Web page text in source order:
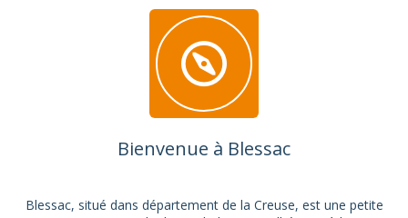
Bienvenue à Blessac
Blessac, situé dans département de la Creuse, est une petite